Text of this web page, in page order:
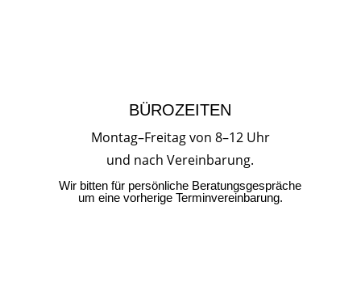
BÜROZEITEN
Montag–Freitag von 8–12 Uhr
und nach Vereinbarung.
Wir bitten für persönliche Beratungsgespräche
um eine vorherige Terminvereinbarung.